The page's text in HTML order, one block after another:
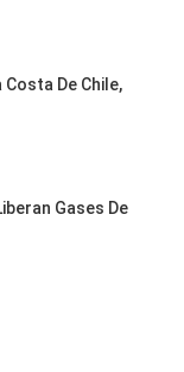
Costa De Chile,
Gases De